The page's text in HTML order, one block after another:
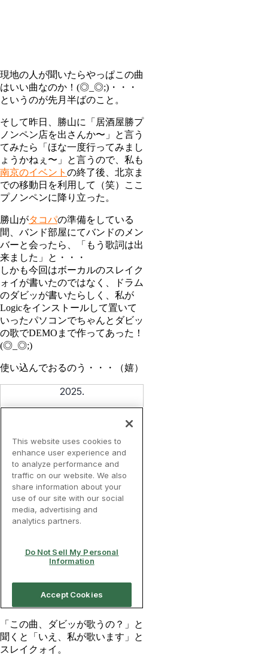
現地の人が聞いたらやっぱこの曲
はいい曲なのか！(◎_◎;)・・・
というのが先月半ばのこと。
そして昨日、勝山に「居酒屋勝プ
ノンペン店を出さんか〜」と言う
てみたら「ほな一度行ってみまし
ょうかねぇ〜」と言うので、私も
南京のイベント の終了後、北京ま
での移動日を利用して（笑）ここ
プノンペンに降り立った。
勝山がタコパの準備をしている
間、バンド部屋にてバンドのメン
バーと会ったら、「もう歌詞は出
来ました」と・・・
しかも今回はボーカルのスレイク
ォイが書いたのではなく、ドラム
のダビッが書いたらしく、私が
Logicをインストールして置いて
いったパソコンでちゃんとダビッ
の歌でDEMOまで作ってあった！
(◎_◎;)
使い込んでおるのう・・・（嬉）
「この曲、ダビッが歌うの？」と
聞くと「いえ、私が歌います」と
スレイクォイ。